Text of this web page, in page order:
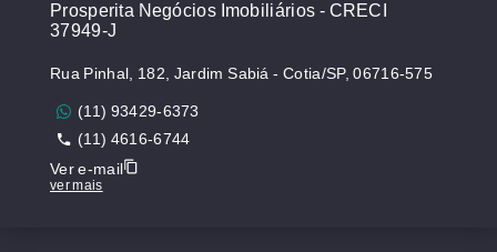
Prosperita Negócios Imobiliários - CRECI
37949-J
Rua Pinhal, 182, Jardim Sabiá - Cotia/SP, 06716-575
(11) 93429-6373
(11) 4616-6744
Ver e-mail
ver mais